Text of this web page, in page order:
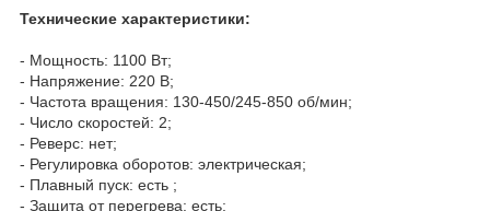
Технические характеристики:
- Мощность: 1100 Вт;
- Напряжение: 220 В;
- Частота вращения: 130-450/245-850 об/мин;
- Число скоростей: 2;
- Реверс: нет;
- Регулировка оборотов: электрическая;
- Плавный пуск: есть ;
- Защита от перегрева: есть;